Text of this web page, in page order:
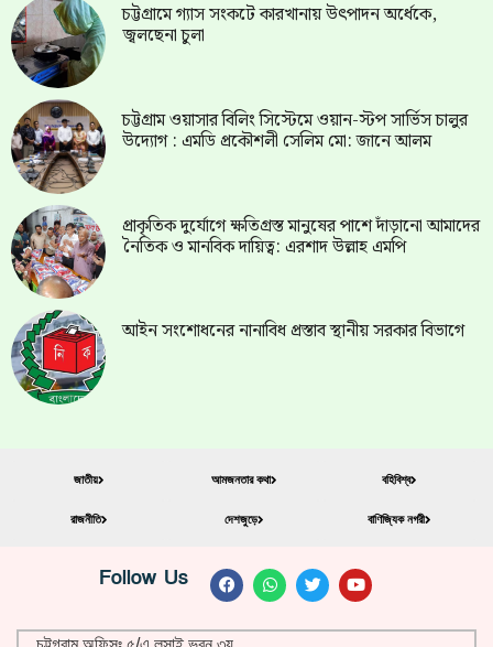
চট্টগ্রামে গ্যাস সংকটে কারখানায় উৎপাদন অর্ধেকে,
জ্বলছেনা চুলা
চট্টগ্রাম ওয়াসার বিলিং সিস্টেমে ওয়ান-স্টপ সার্ভিস চালুর
উদ্যোগ : এমডি প্রকৌশলী সেলিম মো: জানে আলম
প্রাকৃতিক দুর্যোগে ক্ষতিগ্রস্ত মানুষের পাশে দাঁড়ানো আমাদের
নৈতিক ও মানবিক দায়িত্ব: এরশাদ উল্লাহ এমপি
আইন সংশোধনের নানাবিধ প্রস্তাব স্থানীয় সরকার বিভাগে
জাতীয়
রাজনীতি
আমজনতার কথা
দেশজুড়ে
বহিবিশ্ব
বাণিজ্যিক নগরী
Follow Us